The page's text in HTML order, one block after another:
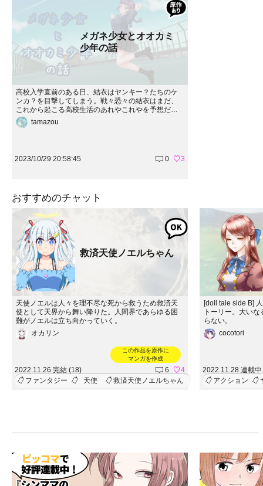
メガネ少女とオオカミ
少年の話
高校入学直前のある日、結衣はヤンキー？たちのケ
ンカ？を目撃してしまう。戦々恐々の結衣はまだ、
これから起こる高校生活のあれやこれやを予想だに
できなかった！…みたいな話。チャットストーリー
版（先行）https://storie.jp/creator/story/16840
tamazou
2023/10/29 20:58:45 0 3
おすすめのチャット
救済天使ノエルちゃん
天使ノエルは人々を理不尽な死から救うため救済天
使として天界から舞い降りた。人間界であらゆる困
難がノエルは立ち向かっていく。
オカリン
この作品を原作に
マンガを作成
2022.11.26 完結 (18) 6
4
ファンタジー
天使 救済天使ノエルちゃん
[doll tale side B]
トーリー。大い
らない。
cocotori
2022.11.28 連載
アクション